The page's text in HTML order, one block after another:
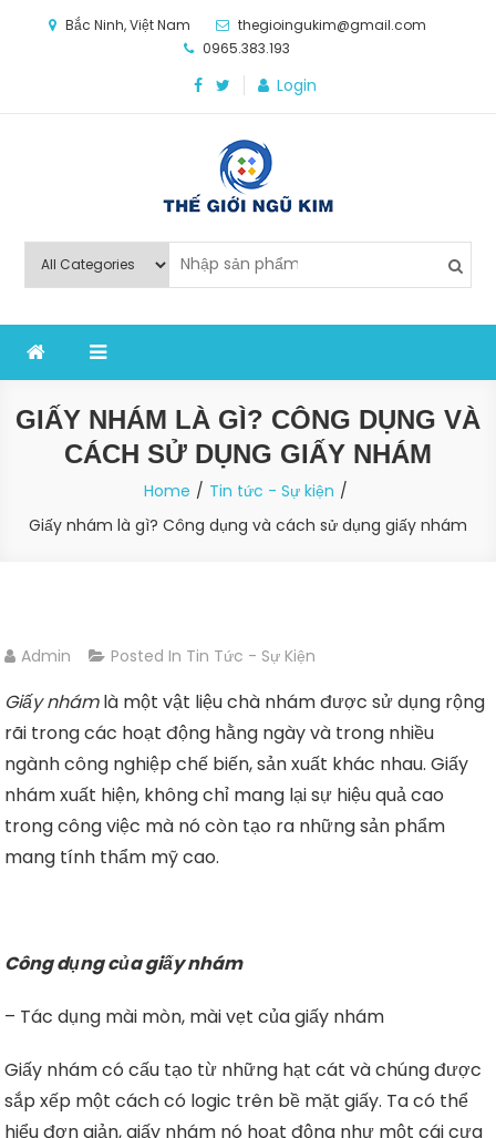
Bắc Ninh, Việt Nam
thegioingukim@gmail.com
0965.383.193
Login
Thế Giới Ngũ Kim
nghiệp sản xuất
GIẤY NHÁM LÀ GÌ? CÔNG DỤNG VÀ
CÁCH SỬ DỤNG GIẤY NHÁM
Home
Tin tức - Sự kiện
Giấy nhám là gì? Công dụng và cách sử dụng giấy nhám
Admin Posted In Tin Tức - Sự Kiện
Giấy nhámlà một vật liệu chà nhám được sử dụng rộng
rãi trong các hoạt động hằng ngày và trong nhiều
ngành công nghiệp chế biến, sản xuất khác nhau. Giấy
nhám xuất hiện, không chỉ mang lại sự hiệu quả cao
trong công việc mà nó còn tạo ra những sản phẩm
mang tính thẩm mỹ cao.
Công dụng của giấy nhám
– Tác dụng mài mòn, mài vẹt của giấy nhám
Giấy nhám có cấu tạo từ những hạt cát và chúng được
sắp xếp một cách có logic trên bề mặt giấy. Ta có thể
hiểu đơn giản, giấy nhám nó hoạt động như một cái cưa